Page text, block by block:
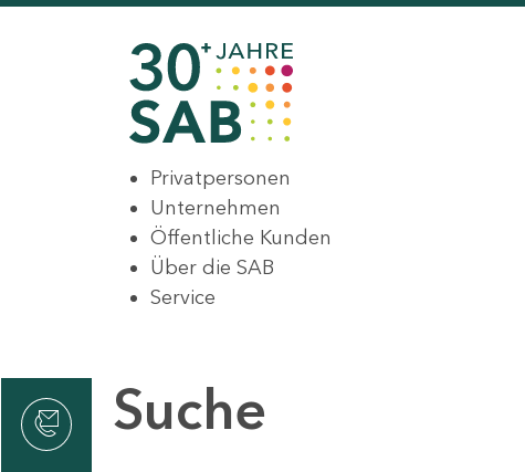
Privatpersonen
Unternehmen
Öffentliche Kunden
Über die SAB
Service
Suche